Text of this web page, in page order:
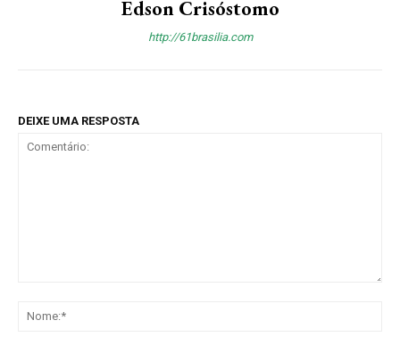
Edson Crisóstomo
http://61brasilia.com
DEIXE UMA RESPOSTA